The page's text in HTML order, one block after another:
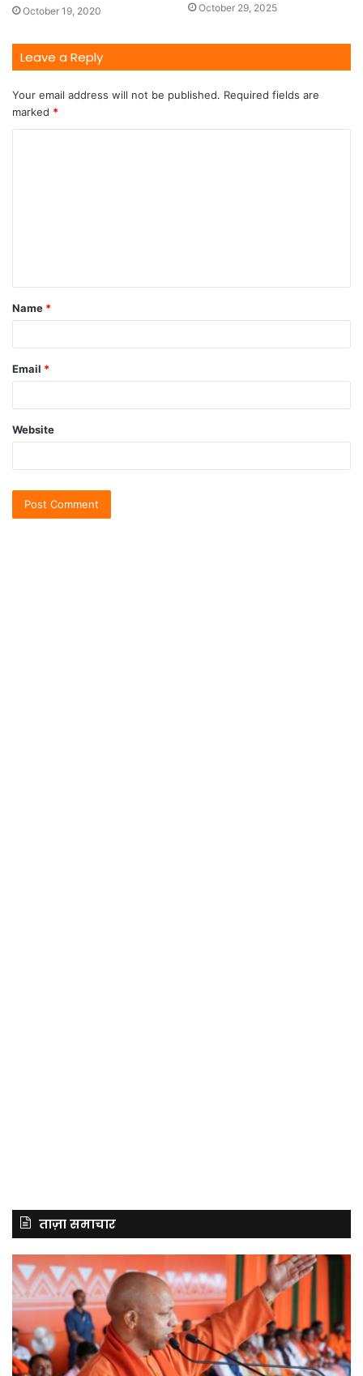
October 19, 2020 October 29, 2025
Leave a Reply
Your email address will not be published. Required fields are
marked *
Name *
Email *
Website
ताज़ा समाचार